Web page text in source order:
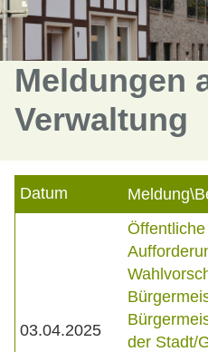
Meldungen
Verwaltung
Datum
03.04.2025
der Stadt/